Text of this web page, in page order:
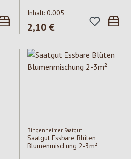
Inhalt: 0.005
Regulärer Preis:
2,10 €
Bingenheimer Saatgut
Saatgut Essbare Blüten
Blumenmischung 2-3m²